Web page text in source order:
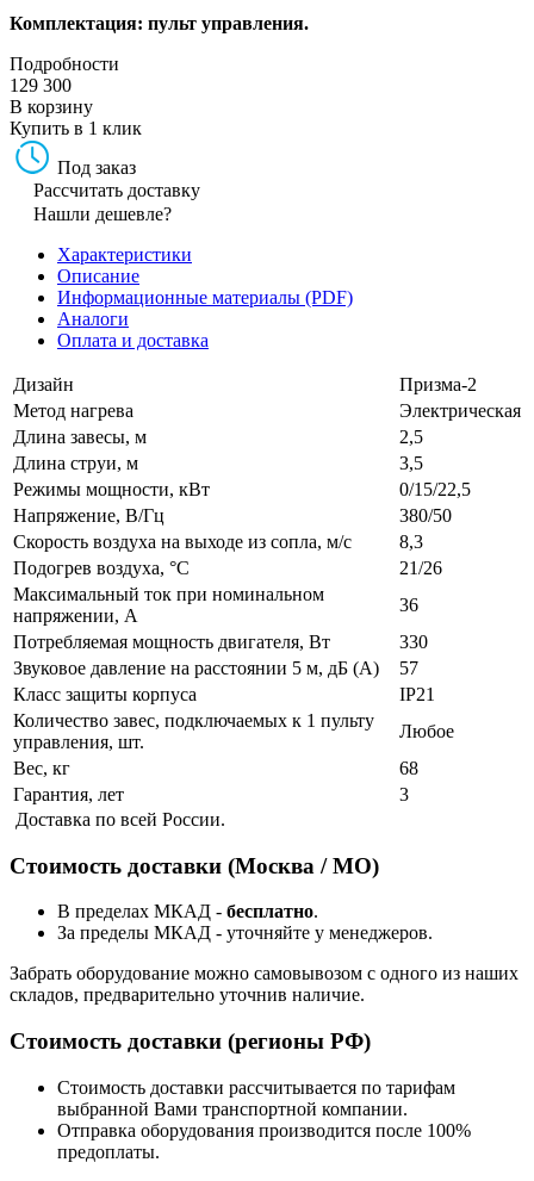
Комплектация: пульт управления.
Подробности
129 300
В корзину
Купить в 1 клик
Под заказ
Рассчитать доставку
Нашли дешевле?
Характеристики
Описание
Информационные материалы (PDF)
Аналоги
Оплата и доставка
Дизайн
Призма-2
Метод нагрева
Электрическая
Длина завесы, м
2,5
Длина струи, м
3,5
Режимы мощности, кВт
0/15/22,5
Напряжение, В/Гц
380/50
Скорость воздуха на выходе из сопла, м/с
8,3
Подогрев воздуха, °С
21/26
Максимальный ток при номинальном
напряжении, А
36
Потребляемая мощность двигателя, Вт
330
Звуковое давление на расстоянии 5 м, дБ (А)
57
Класс защиты корпуса
IP21
Количество завес, подключаемых к 1 пульту
управления, шт.
Любое
Вес, кг
68
Гарантия, лет
3
Доставка по всей России.
Стоимость доставки (Москва / МО)
В пределах МКАД - бесплатно.
За пределы МКАД - уточняйте у менеджеров.
Забрать оборудование можно самовывозом с одного из наших
складов, предварительно уточнив наличие.
Стоимость доставки (регионы РФ)
Стоимость доставки рассчитывается по тарифам
выбранной Вами транспортной компании.
Отправка оборудования производится после 100%
предоплаты.